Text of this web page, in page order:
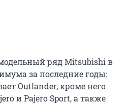
ряд Mitsubishi в
за последние годы:
Outlander, кроме него
и Pajero Sport, а также